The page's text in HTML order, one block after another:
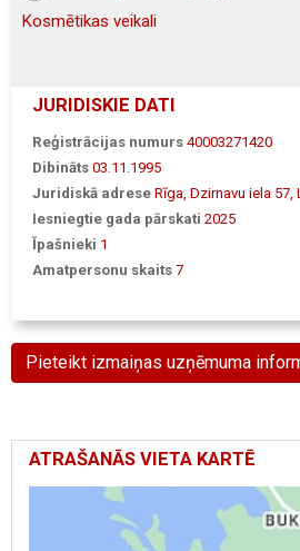
Kosmētikas veikali
JURIDISKIE DATI
Reģistrācijas numurs 40003271420
Dibināts 03.11.1995
Juridiskā adrese Rīga, Dzirnavu iela 57,
Iesniegtie gada pārskati 2025
Īpašnieki 1
Amatpersonu skaits 7
Pieteikt izmaiņas uzņēmuma
ATRAŠANĀS VIETA KARTĒ